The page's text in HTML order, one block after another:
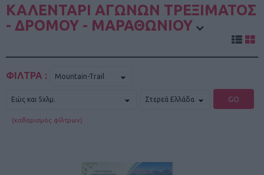
ΚΑΛΕΝΤΑΡΙ ΑΓΩΝΩΝ ΤΡΕΞΙΜΑΤΟΣ
- ΔΡΟΜΟΥ - ΜΑΡΑΘΩΝΙΟΥ
ΦΙΛΤΡΑ :
GO
(καθαρισμός φίλτρων)